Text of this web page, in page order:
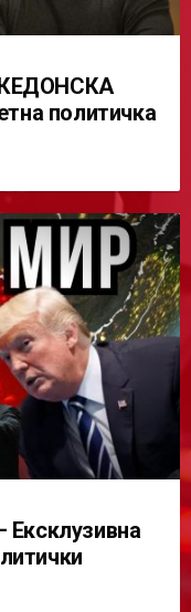
политичка